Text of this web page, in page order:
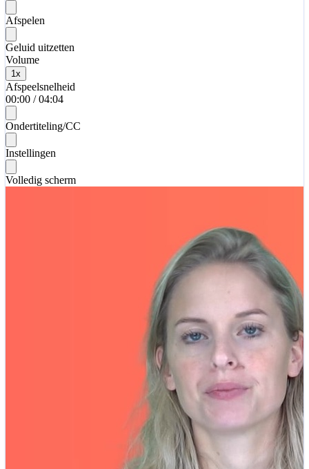
Afspelen
Geluid uitzetten
Volume
1 x
Afspeelsnelheid
00:00 / 04:04
Ondertiteling/CC
Instellingen
Volledig scherm